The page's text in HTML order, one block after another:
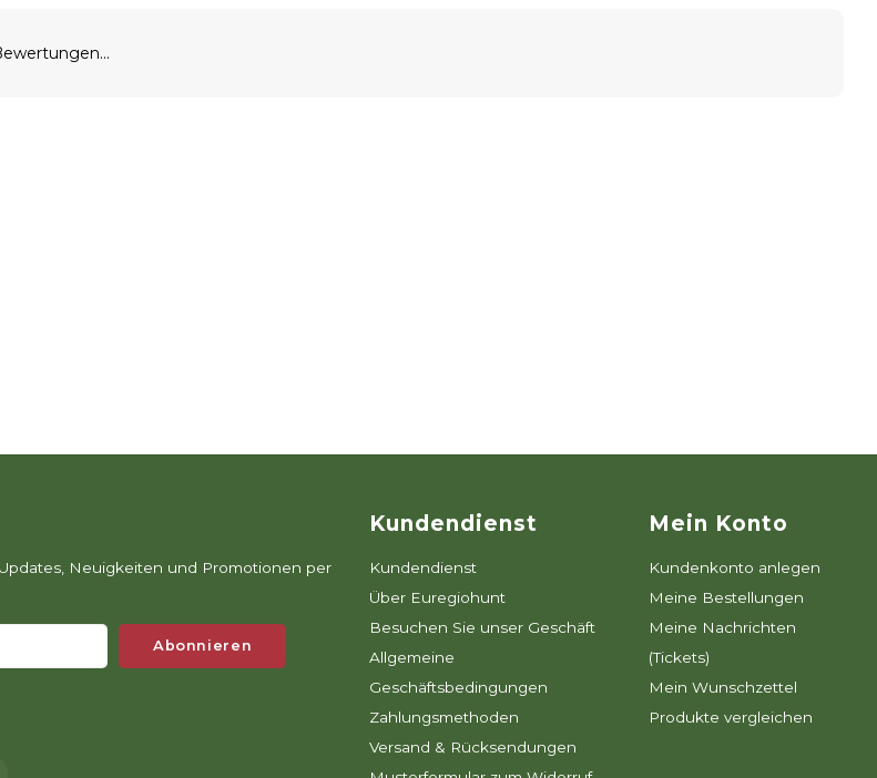
Neuigkeiten und Promotionen per
Abonnieren
Kundendienst
Kundendienst
Über Euregiohunt
Besuchen Sie unser Geschäft
Allgemeine
Geschäftsbedingungen
Zahlungsmethoden
Versand & Rücksendungen
Mein Konto
Kundenkonto anlegen
Meine Bestellungen
Meine Nachrichten
(Tickets)
Mein Wunschzettel
Produkte vergleichen